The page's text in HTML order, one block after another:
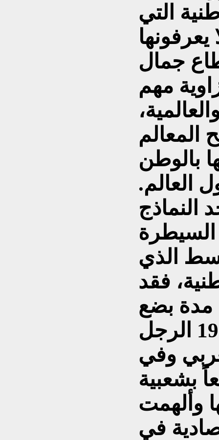
التي
جمال
مهم
بالوطن
العالم.
النماذج
السيطرة
الذي
فقد
مدة بضع
سنوات من العام 56 – 1970 الرجل
وفي
بشعبية
وألهمت
في